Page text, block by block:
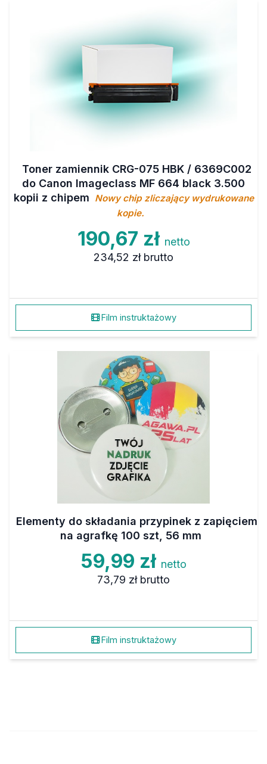
Toner zamiennik CRG-075 HBK / 6369C002
do Canon Imageclass MF 664 black 3.500
kopii z chipem Nowy chip zliczający wydrukowane
kopie.
190,67 zł netto
234,52 zł brutto
Film instruktażowy
Elementy do składania przypinek z zapięciem
na agrafkę 100 szt, 56 mm
59,99 zł netto
73,79 zł brutto
Film instruktażowy